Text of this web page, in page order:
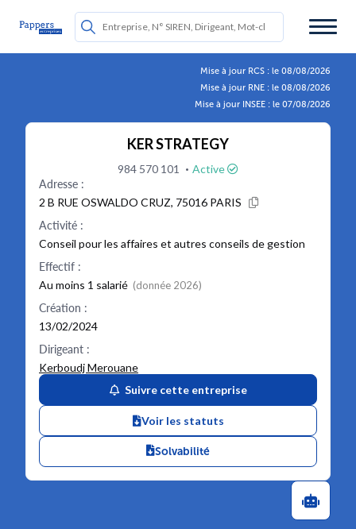
Mise à jour RCS : le 08/08/2026
Mise à jour RNE : le 08/08/2026
Mise à jour INSEE : le 07/08/2026
KER STRATEGY
984 570 101 · Active
Adresse :
2 B RUE OSWALDO CRUZ, 75016 PARIS
Activité :
Conseil pour les affaires et autres conseils de gestion
Effectif :
Au moins 1 salarié (donnée 2026)
Création :
13/02/2024
Dirigeant :
Kerboudj Merouane
Suivre cette entreprise
Voir les statuts
Solvabilité